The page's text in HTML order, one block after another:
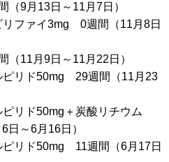
（9月13日～11月7日）
リファイ3mg 0週間（11月8日
11月9日～11月22日）
ピリド50mg 29週間（11月23
リド50mg＋炭酸リチウム
～6月16日）
ピリド50mg 11週間（6月17日